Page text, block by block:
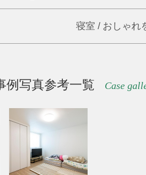
寝室 / おしゃれ
例写真参考一覧 Case